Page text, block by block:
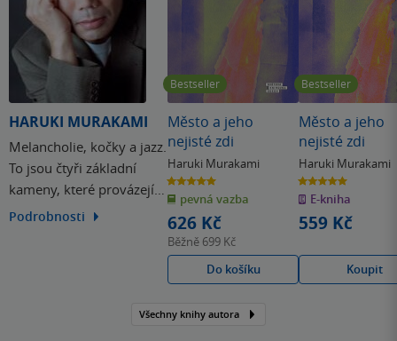
HARUKI MURAKAMI
Melancholie, kočky a jazz.
To jsou čtyři základní
kameny, které provázejí
tvorbu Haruki
Podrobnosti
Bestseller
Město a jeho
nejisté zdi
Haruki Murakami
5.0
z
5
hvězdiček
pevná vazba
626 Kč
Běžně 699 Kč
Do košíku
Bestseller
Město a jeho
nejisté zdi
Haruki Murakami
5.0
z
5
hvězdiček
E-kniha
559 Kč
Koupit
Všechny knihy autora